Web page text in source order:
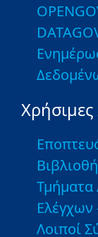
Χρήσιμες
Τμήματα
Ελέγχων
Λοιποί